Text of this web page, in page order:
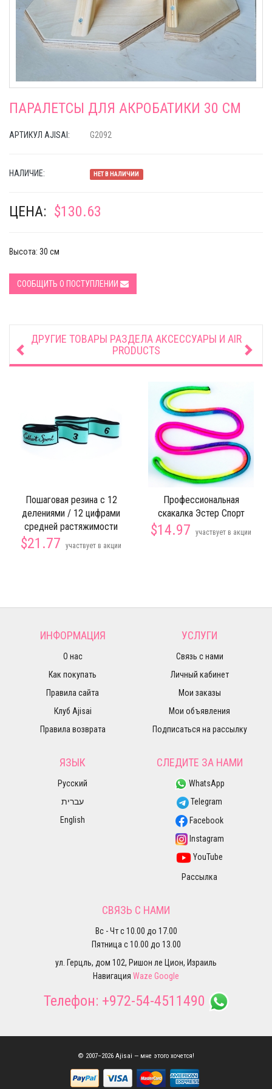
ПАРАЛЕТСЫ ДЛЯ АКРОБАТИКИ 30 СМ
АРТИКУЛ AJISAI: G2092
НАЛИЧИЕ: НЕТ В НАЛИЧИИ
ЦЕНА: $130.63
Высота: 30 см
СООБЩИТЬ О ПОСТУПЛЕНИИ
ДРУГИЕ ТОВАРЫ РАЗДЕЛААКСЕССУАРЫ И AIR
PRODUCTS
Пошаговая резина с 12
делениями / 12 цифрами
средней растяжимости
$21.77 участвует в акции
Профессиональная
скакалка Эстер Спорт
$14.97 участвует в акции
ИНФОРМАЦИЯ
О нас
Как покупать
Правила сайта
Клуб Ajisai
Правила возврата
УСЛУГИ
Связь с нами
Личный кабинет
Мои заказы
Мои объявления
Подписаться на рассылку
ЯЗЫК
Русский
עברית
English
СЛЕДИТЕ ЗА НАМИ
WhatsApp
Telegram
Facebook
Instagram
YouTube
Рассылка
СВЯЗЬ С НАМИ
Вс - Чт с 10.00 до 17.00
Пятница с 10.00 до 13.00
ул. Герцль, дом 102, Ришон ле Цион, Израиль
Навигация Waze Google
Телефон: +972-54-4511490
© 2007–2026 Ajisai — мне этого хочется!